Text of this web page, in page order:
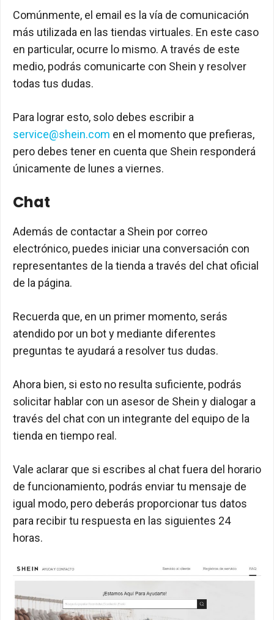
Comúnmente, el email es la vía de comunicación
más utilizada en las tiendas virtuales. En este caso
en particular, ocurre lo mismo. A través de este
medio, podrás comunicarte con Shein y resolver
todas tus dudas.
Para lograr esto, solo debes escribir a
service@shein.com en el momento que prefieras,
pero debes tener en cuenta que Shein responderá
únicamente de lunes a viernes.
Chat
Además de contactar a Shein por correo
electrónico, puedes iniciar una conversación con
representantes de la tienda a través del chat oficial
de la página.
Recuerda que, en un primer momento, serás
atendido por un bot y mediante diferentes
preguntas te ayudará a resolver tus dudas.
Ahora bien, si esto no resulta suficiente, podrás
solicitar hablar con un asesor de Shein y dialogar a
través del chat con un integrante del equipo de la
tienda en tiempo real.
Vale aclarar que si escribes al chat fuera del horario
de funcionamiento, podrás enviar tu mensaje de
igual modo, pero deberás proporcionar tus datos
para recibir tu respuesta en las siguientes 24
horas.